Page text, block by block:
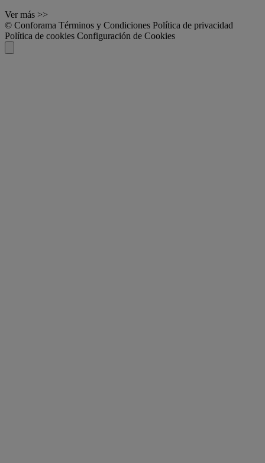
Ver más >>
© Conforama Términos y Condiciones Política de privacidad
Política de cookies Configuración de Cookies